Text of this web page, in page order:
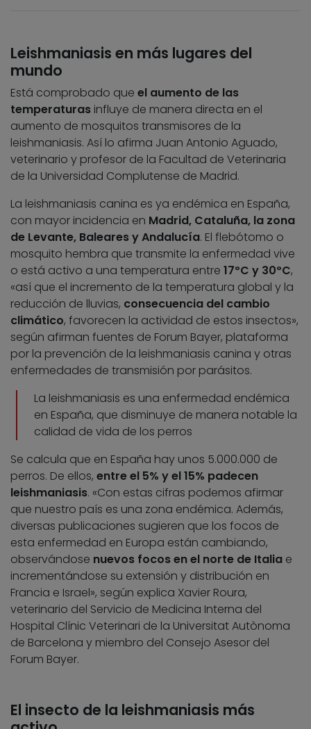
Leishmaniasis en más lugares del
mundo
Está comprobado que el aumento de las
temperaturas influye de manera directa en el
aumento de mosquitos transmisores de la
leishmaniasis. Así lo afirma Juan Antonio Aguado,
veterinario y profesor de la Facultad de Veterinaria
de la Universidad Complutense de Madrid.
La leishmaniasis canina es ya endémica en España,
con mayor incidencia en Madrid, Cataluña, la zona
de Levante, Baleares y Andalucía. El flebótomo o
mosquito hembra que transmite la enfermedad vive
o está activo a una temperatura entre 17ºC y 30ºC,
«así que el incremento de la temperatura global y la
reducción de lluvias, consecuencia del cambio
climático, favorecen la actividad de estos insectos»,
según afirman fuentes de Forum Bayer, plataforma
por la prevención de la leishmaniasis canina y otras
enfermedades de transmisión por parásitos.
La leishmaniasis es una enfermedad endémica
en España, que disminuye de manera notable la
calidad de vida de los perros
Se calcula que en España hay unos 5.000.000 de
perros. De ellos, entre el 5% y el 15% padecen
leishmaniasis. «Con estas cifras podemos afirmar
que nuestro país es una zona endémica. Además,
diversas publicaciones sugieren que los focos de
esta enfermedad en Europa están cambiando,
observándose nuevos focos en el norte de Italia e
incrementándose su extensión y distribución en
Francia e Israel», según explica Xavier Roura,
veterinario del Servicio de Medicina Interna del
Hospital Clínic Veterinari de la Universitat Autònoma
de Barcelona y miembro del Consejo Asesor del
Forum Bayer.
El insecto de la leishmaniasis más